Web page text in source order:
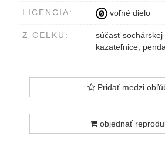
LICENCIA: voľné dielo
Z CELKU:
súčasť
kazateľnice,
Pridať medzi
objednať